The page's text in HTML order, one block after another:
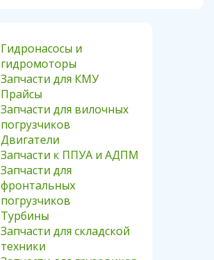
Гидронасосы и
гидромоторы
Запчасти для КМУ
Прайсы
Запчасти для вилочных
погрузчиков
Двигатели
Запчасти к ППУА и АДПМ
Запчасти для
фронтальных
погрузчиков
Турбины
Запчасти для складской
техники